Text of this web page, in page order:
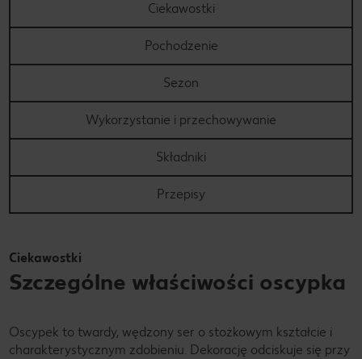
Ciekawostki
Pochodzenie
Sezon
Wykorzystanie i przechowywanie
Składniki
Przepisy
Ciekawostki
Szczególne właściwości oscypka
Oscypek to twardy, wędzony ser o stożkowym kształcie i
charakterystycznym zdobieniu. Dekorację odciskuje się przy